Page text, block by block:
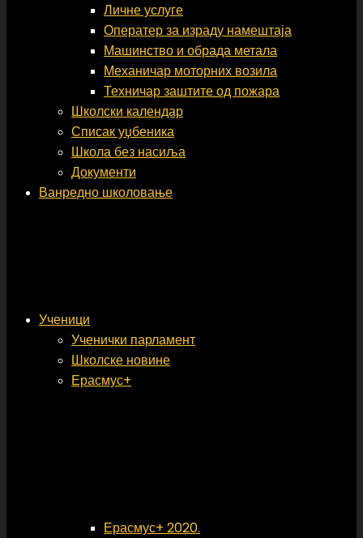
Личне услуге
Оператер за израду намештаја
Машинство и обрада метала
Механичар моторних возила
Техничар заштите од пожара
Школски календар
Списак уџбеника
Школа без насиља
Документи
Ванредно школовање
Ученици
Ученички парламент
Школске новине
Ерасмус+
Ерасмус+ 2020.